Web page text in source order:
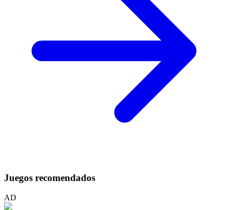
Juegos recomendados
AD